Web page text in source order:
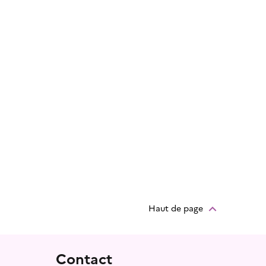
Haut de page
Contact